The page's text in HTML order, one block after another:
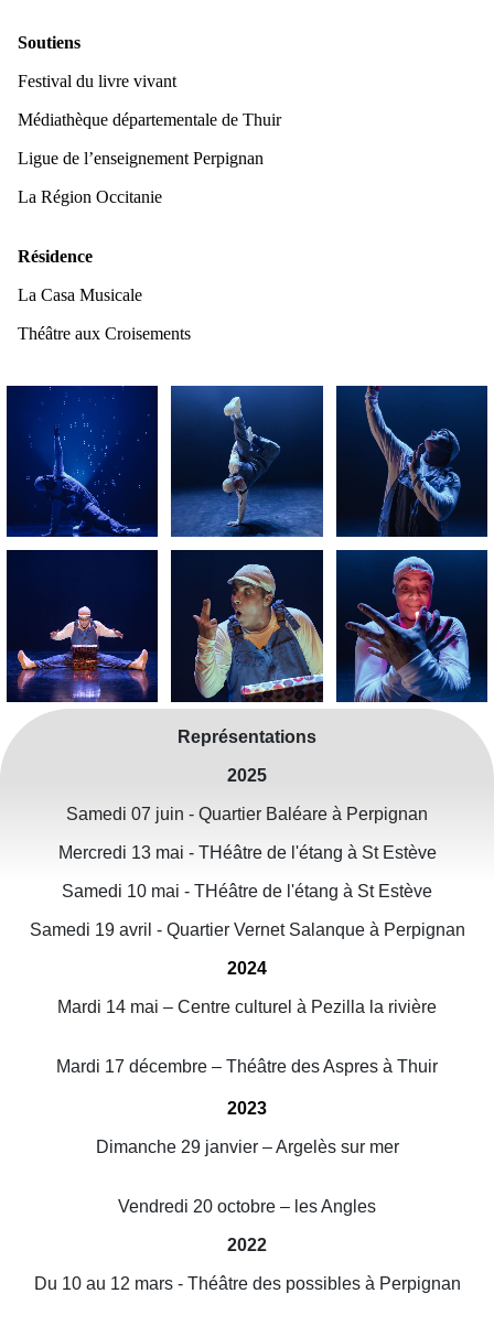
Soutiens
Festival du livre vivant
Médiathèque départementale de Thuir
Ligue de l’enseignement Perpignan
La Région Occitanie
Résidence
La Casa Musicale
Théâtre aux Croisements
Représentations
2025
Samedi 07 juin - Quartier Baléare à Perpignan
Mercredi 13 mai - THéâtre de l'étang à St Estève
Samedi 10 mai - THéâtre de l'étang à St Estève
Samedi 19 avril - Quartier Vernet Salanque à Perpignan
2024
Mardi 14 mai – Centre culturel à Pezilla la rivière
Mardi 17 décembre – Théâtre des Aspres à Thuir
2023
Dimanche 29 janvier – Argelès sur mer
Vendredi 20 octobre – les Angles
2022
Du 10 au 12 mars - Théâtre des possibles à Perpignan